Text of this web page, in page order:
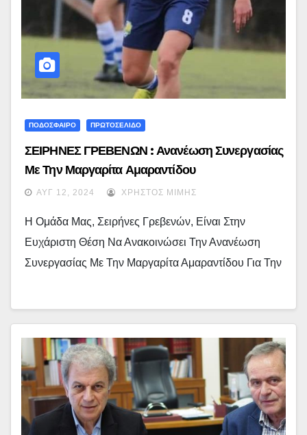
ΠΟΔΟΣΦΑΙΡΟ ΠΡΩΤΟΣΕΛΙΔΟ
ΣΕΙΡΗΝΕΣ ΓΡΕΒΕΝΩΝ : Ανανέωση Συνεργασίας
Με Την Μαργαρίτα Αμαραντίδου
ΑΥΓ 12, 2024 ΧΡΉΣΤΟΣ ΜΊΜΗΣ
Η Ομάδα Μας, Σειρήνες Γρεβενών, Είναι Στην
Ευχάριστη Θέση Να Ανακοινώσει Την Ανανέωση
Συνεργασίας Με Την Μαργαρίτα Αμαραντίδου Για Την